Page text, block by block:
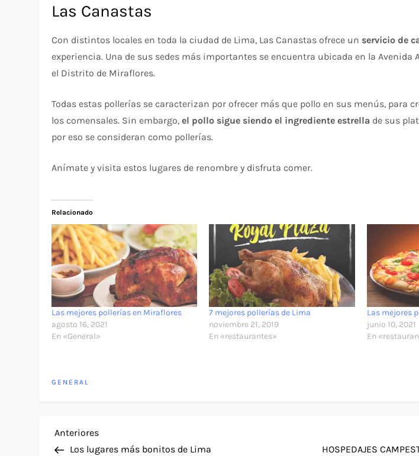
Las Canastas
Con distintos locales en toda la ciudad de Lima, Las Canastas ofrece un servicio de
experiencia. Una de sus sedes más importantes se encuentra ubicada en la Avenida
el Distrito de Miraflores.
Todas estas pollerías se caracterizan por ofrecer más que pollo en sus menús, para
los comensales. Sin embargo,el pollo sigue siendo el ingrediente estrella de sus
por eso se consideran como pollerías.
Anímate y visita estos lugares de renombre y disfruta comer.
Relacionado
Las mejores pollerías en Miraflores
agosto 16, 2021
En «General»
7 mejores pollerías de Lima
noviembre 21, 2019
En «restaurantes»
Las mejores
junio 10, 2021
En
GENERAL
N
Entrada
anterior
Anteriores
Los lugares más bonitos de Lima
HOSPEDAJES